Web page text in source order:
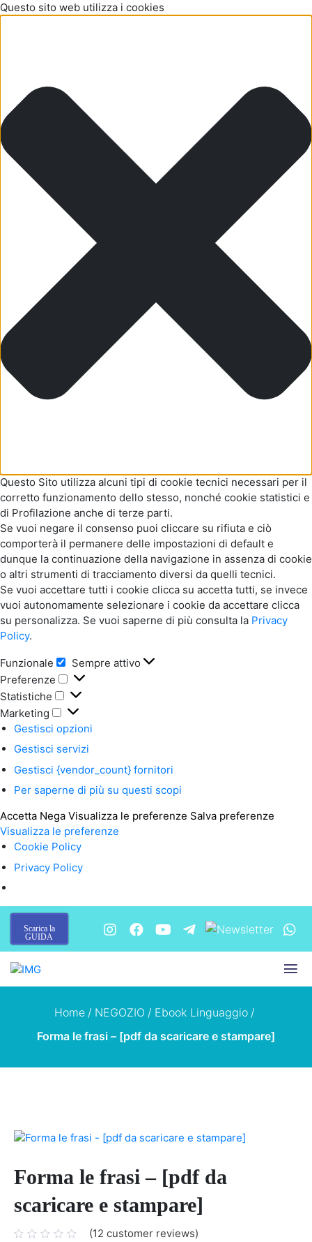
Questo sito web utilizza i cookies
Questo Sito utilizza alcuni tipi di cookie tecnici necessari per il
corretto funzionamento dello stesso, nonché cookie statistici e
di Profilazione anche di terze parti.
Se vuoi negare il consenso puoi cliccare su rifiuta e ciò
comporterà il permanere delle impostazioni di default e
dunque la continuazione della navigazione in assenza di cookie
o altri strumenti di tracciamento diversi da quelli tecnici.
Se vuoi accettare tutti i cookie clicca su accetta tutti, se invece
vuoi autonomamente selezionare i cookie da accettare clicca
su personalizza. Se vuoi saperne di più consulta la Privacy
Policy.
Funzionale Funzionale
Sempre attivo
Preferenze
Preferenze
Statistiche
Statistiche
Marketing
Marketing
Gestisci opzioni
Gestisci servizi
Gestisci {vendor_count} fornitori
Per saperne di più su questi scopi
Accetta Nega Visualizza le preferenze Salva preferenze
Visualizza le preferenze
Cookie Policy
Privacy Policy
Scarica la
GUIDA
Home / NEGOZIO / Ebook Linguaggio /
Forma le frasi – [pdf da scaricare e stampare]
Forma le frasi – [pdf da
scaricare e stampare]
12 (12 customer reviews)